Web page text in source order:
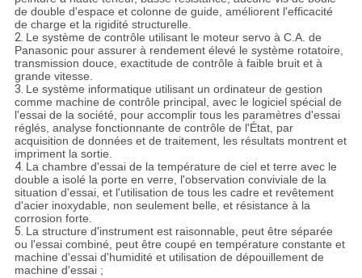
de double d'espace et colonne de guide, améliorent l'efficacité
de charge et la rigidité structurelle.
2. Le système de contrôle utilisant le moteur servo à C.A. de
Panasonic pour assurer à rendement élevé le système rotatoire,
transmission douce, exactitude de contrôle à faible bruit et à
grande vitesse.
3. Le système informatique utilisant un ordinateur de gestion
comme machine de contrôle principal, avec le logiciel spécial de
l'essai de la société, pour accomplir tous les paramètres d'essai
réglés, analyse fonctionnante de contrôle de l'État, par
acquisition de données et de traitement, les résultats montrent et
impriment la sortie.
4. La chambre d'essai de la température de ciel et terre avec le
double a isolé la porte en verre, l'observation conviviale de la
situation d'essai, et l'utilisation de tous les cadre et revêtement
d'acier inoxydable, non seulement belle, et résistance à la
corrosion forte.
5. La structure d'instrument est raisonnable, peut être séparée
ou l'essai combiné, peut être coupé en température constante et
machine d'essai d'humidité et utilisation de dépouillement de
machine d'essai ;